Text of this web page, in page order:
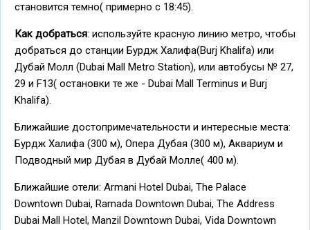
становится темно( примерно с 18:45).
Как добраться: используйте красную линию метро, чтобы
добраться до станции Бурдж Халифа(Burj Khalifa) или
Дубай Молл (Dubai Mall Metro Station), или автобусы № 27,
29 и F13( остановки те же - Dubai Mall Terminus и Burj
Khalifa).
Ближайшие достопримечательности и интересные места:
Бурдж Халифа (300 м), Опера Дубая (300 м), Аквариум и
Подводный мир Дубая в Дубай Молле( 400 м).
Ближайшие отели: Armani Hotel Dubai, The Palace
Downtown Dubai, Ramada Downtown Dubai, The Address
Dubai Mall Hotel, Manzil Downtown Dubai, Vida Downtown